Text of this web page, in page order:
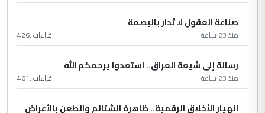
صناعة العقول لا تُدار بالبصمة
منذ 23 ساعة قراءات :426
رسالة إلى شيعة العراق.. استعدوا يرحمكم الله
منذ 23 ساعة قراءات :461
انهيار الأخلاق الرقمية.. ظاهرة الشتائم والطعن بالأعراض